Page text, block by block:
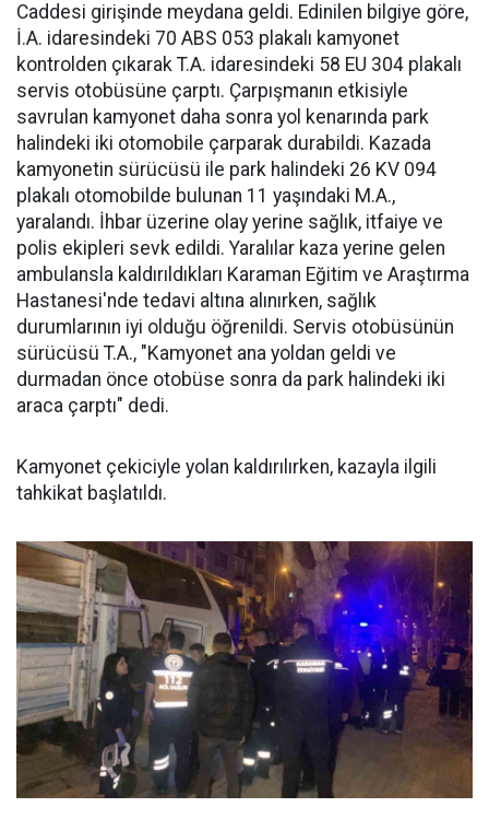
Caddesi girişinde meydana geldi. Edinilen bilgiye göre,
İ.A. idaresindeki 70 ABS 053 plakalı kamyonet
kontrolden çıkarak T.A. idaresindeki 58 EU 304 plakalı
servis otobüsüne çarptı. Çarpışmanın etkisiyle
savrulan kamyonet daha sonra yol kenarında park
halindeki iki otomobile çarparak durabildi. Kazada
kamyonetin sürücüsü ile park halindeki 26 KV 094
plakalı otomobilde bulunan 11 yaşındaki M.A.,
yaralandı. İhbar üzerine olay yerine sağlık, itfaiye ve
polis ekipleri sevk edildi. Yaralılar kaza yerine gelen
ambulansla kaldırıldıkları Karaman Eğitim ve Araştırma
Hastanesi'nde tedavi altına alınırken, sağlık
durumlarının iyi olduğu öğrenildi. Servis otobüsünün
sürücüsü T.A., "Kamyonet ana yoldan geldi ve
durmadan önce otobüse sonra da park halindeki iki
araca çarptı" dedi.
Kamyonet çekiciyle yolan kaldırılırken, kazayla ilgili
tahkikat başlatıldı.